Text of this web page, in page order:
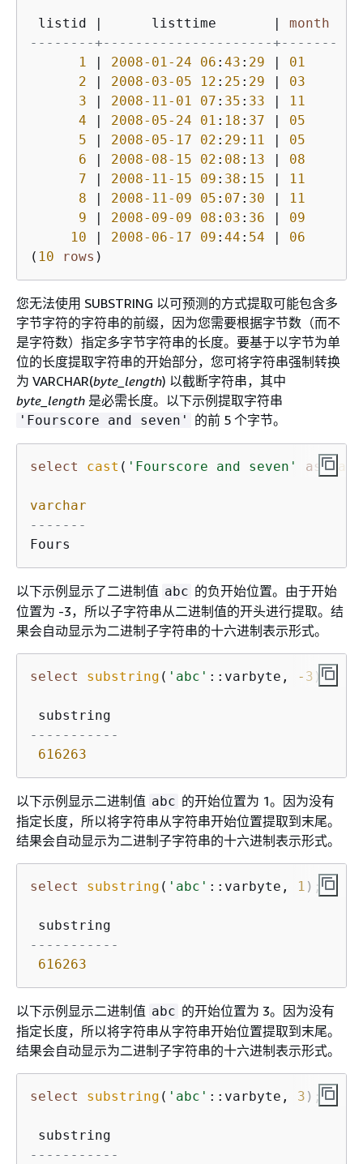
listid
      listtime
month
--------+---------------------+-------
1
2008-01-24 06 : 43 : 29
01
2
2008-03-05 12 : 25 : 29
03
3
2008-11-01 07 : 35 : 33
11
4
2008-05-24 01 : 18 : 37
05
5
2008-05-17 02 : 29 : 11
05
6
2008-08-15 02 : 08 : 13
08
7
2008-11-15 09 : 38 : 15
11
8
2008-11-09 05 : 07 : 30
11
9
2008-09-09 08 : 03 : 36
09
10
2008-06-17 09 : 44 : 54
06
( 10 rows )
您无法使用 SUBSTRING 以可预测的方式提取可能包含多
字节字符的字符串的前缀，因为您需要根据字节数（而不
是字符数）指定多字节字符串的长度。要基于以字节为单
位的长度提取字符串的开始部分，您可将字符串强制转换
为 VARCHAR(byte_length) 以截断字符串，其中
byte_length 是必需长度。以下示例提取字符串
'Fourscore and seven' 的前 5 个字节。
select cast ( 'Fourscore and seven' as
varchar
-------
Fours
以下示例显示了二进制值 abc 的负开始位置。由于开始
位置为 -3，所以子字符串从二进制值的开头进行提取。结
果会自动显示为二进制子字符串的十六进制表示形式。
select substring ( 'abc' ::varbyte, -3 );
-----------
616263
以下示例显示二进制值 abc 的开始位置为 1。因为没有
指定长度，所以将字符串从字符串开始位置提取到末尾。
结果会自动显示为二进制子字符串的十六进制表示形式。
select substring ( 'abc' ::varbyte, 1 );
-----------
616263
以下示例显示二进制值 abc 的开始位置为 3。因为没有
指定长度，所以将字符串从字符串开始位置提取到末尾。
结果会自动显示为二进制子字符串的十六进制表示形式。
select substring ( 'abc' ::varbyte, 3 );
-----------